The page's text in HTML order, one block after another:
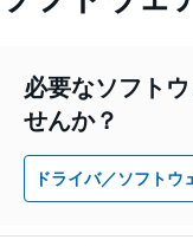
必要なソフト
せんか？
ドライバ／ソフトウ